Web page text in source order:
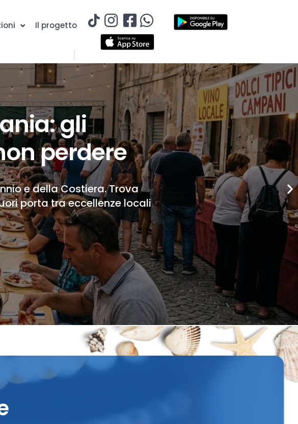
Il progetto
gli
perdere
e della Costiera. Trova
porta tra eccellenze locali